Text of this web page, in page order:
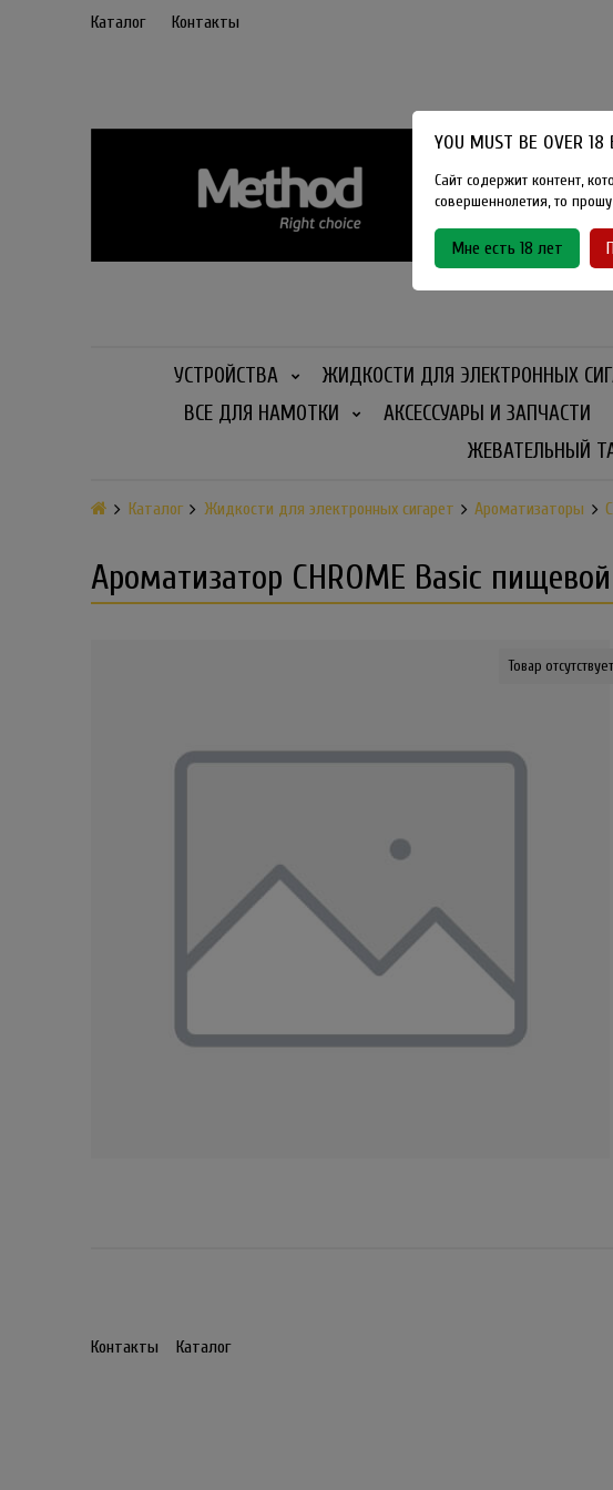
Каталог Контакты
УСТРОЙСТВА ЖИДКОСТИ ДЛЯ ЭЛЕКТРОННЫХ
ВСЕ ДЛЯ НАМОТКИ
АКСЕССУАРЫ И ЗАПЧАСТИ
ЖЕВАТЕЛЬНЫЙ
Каталог Жидкости для электронных сигарет Ароматизаторы
Ароматизатор CHROME Basic
Товар отсутствует
Контакты Каталог
YOU MUST BE OVER 18
Сайт содержит контент,
совершеннолетия, то
Мне есть 18 лет